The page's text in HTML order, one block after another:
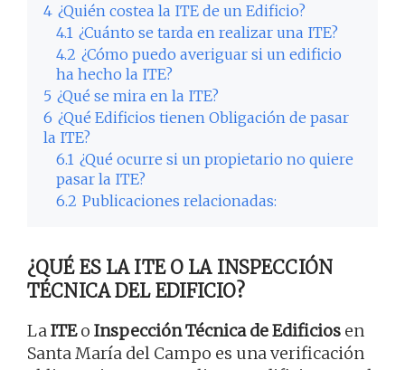
4 ¿Quién costea la ITE de un Edificio?
4.1 ¿Cuánto se tarda en realizar una ITE?
4.2 ¿Cómo puedo averiguar si un edificio
ha hecho la ITE?
5 ¿Qué se mira en la ITE?
6 ¿Qué Edificios tienen Obligación de pasar
la ITE?
6.1 ¿Qué ocurre si un propietario no quiere
pasar la ITE?
6.2 Publicaciones relacionadas:
¿QUÉ ES LA ITE O LA INSPECCIÓN
TÉCNICA DEL EDIFICIO?
LaITEo Inspección Técnica de Edificios en
Santa María del Campo es una verificación